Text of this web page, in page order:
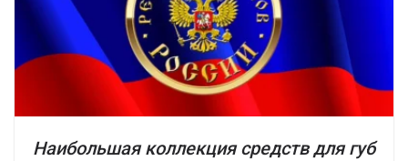
Наибольшая коллекция средств для губ